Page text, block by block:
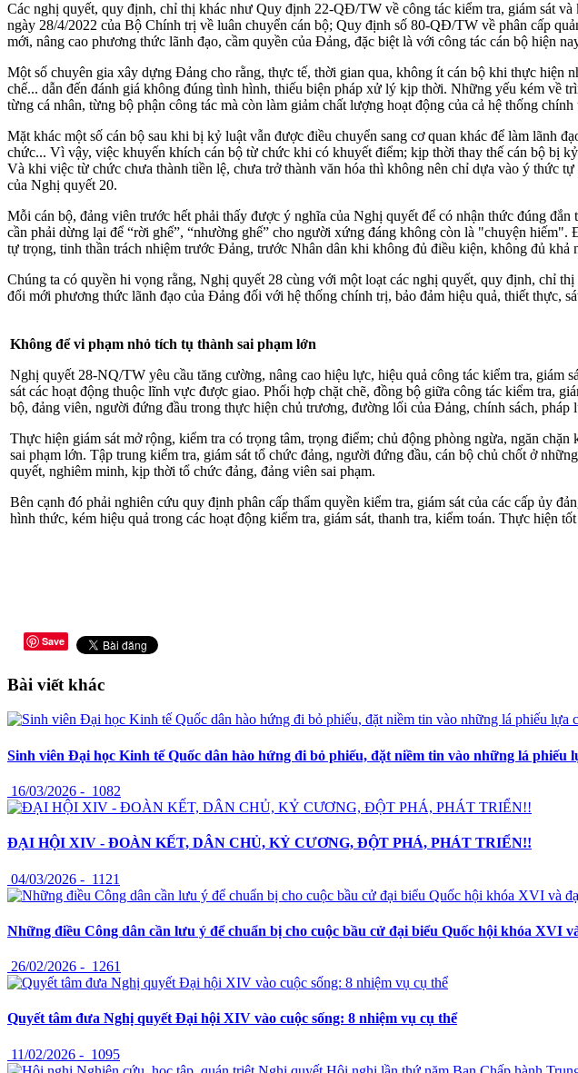
Các nghị quyết, quy định, chỉ thị khác như Quy định 22-QĐ/TW về công tác kiểm tra, giám sát
ngày 28/4/2022 của Bộ Chính trị về luân chuyển cán bộ; Quy định số 80-QĐ/TW về phân cấp
mới, nâng cao phương thức lãnh đạo, cầm quyền của Đảng, đặc biệt là với công tác cán bộ hiện
Một số chuyên gia xây dựng Đảng cho rằng, thực tế, thời gian qua, không ít cán bộ khi thực hiện
chế... dẫn đến đánh giá không đúng tình hình, thiếu biện pháp xử lý kịp thời. Những yếu kém về
từng cá nhân, từng bộ phận công tác mà còn làm giảm chất lượng hoạt động của cả hệ thống chính
Mặt khác một số cán bộ sau khi bị kỷ luật vẫn được điều chuyển sang cơ quan khác để làm lãnh
chức... Vì vậy, việc khuyến khích cán bộ từ chức khi có khuyết điểm; kịp thời thay thế cán bộ bị
Và khi việc từ chức chưa thành tiền lệ, chưa trở thành văn hóa thì không nên chỉ dựa vào ý thức
của Nghị quyết 20.
Mỗi cán bộ, đảng viên trước hết phải thấy được ý nghĩa của Nghị quyết để có nhận thức đúng
cần phải dừng lại để “rời ghế”, “nhường ghế” cho người xứng đáng không còn là "chuyện
tự trọng, tinh thần trách nhiệm trước Đảng, trước Nhân dân khi không đủ điều kiện, không đủ khả
Chúng ta có quyền hi vọng rằng, Nghị quyết 28 cùng với một loạt các nghị quyết, quy định, chỉ
đổi mới phương thức lãnh đạo của Đảng đối với hệ thống chính trị, bảo đảm hiệu quả, thiết thực,
Không để vi phạm nhỏ tích tụ thành sai phạm lớn
Nghị quyết 28-NQ/TW yêu cầu tăng cường, nâng cao hiệu lực, hiệu quả công tác kiểm tra,
sát các hoạt động thuộc lĩnh vực được giao. Phối hợp chặt chẽ, đồng bộ giữa công tác kiểm tra,
bộ, đảng viên, người đứng đầu trong thực hiện chủ trương, đường lối của Đảng, chính sách,
Thực hiện giám sát mở rộng, kiểm tra có trọng tâm, trọng điểm; chủ động phòng ngừa, ngăn
sai phạm lớn. Tập trung kiểm tra, giám sát tổ chức đảng, người đứng đầu, cán bộ chủ chốt ở
quyết, nghiêm minh, kịp thời tổ chức đảng, đảng viên sai phạm.
Bên cạnh đó phải nghiên cứu quy định phân cấp thẩm quyền kiểm tra, giám sát của các cấp ủy
hình thức, kém hiệu quả trong các hoạt động kiểm tra, giám sát, thanh tra, kiểm toán. Thực hiện
Save
Bài viết khác
Sinh viên Đại học Kinh tế Quốc dân hào hứng đi bỏ phiếu, đặt niềm tin vào những lá phiếu
16/03/2026 - 1082
ĐẠI HỘI XIV - ĐOÀN KẾT, DÂN CHỦ, KỶ CƯƠNG, ĐỘT PHÁ, PHÁT TRIỂN!!
04/03/2026 - 1121
Những điều Công dân cần lưu ý để chuẩn bị cho cuộc bầu cử đại biểu Quốc hội khóa XVI
26/02/2026 - 1261
Quyết tâm đưa Nghị quyết Đại hội XIV vào cuộc sống: 8 nhiệm vụ cụ thể
11/02/2026 - 1095